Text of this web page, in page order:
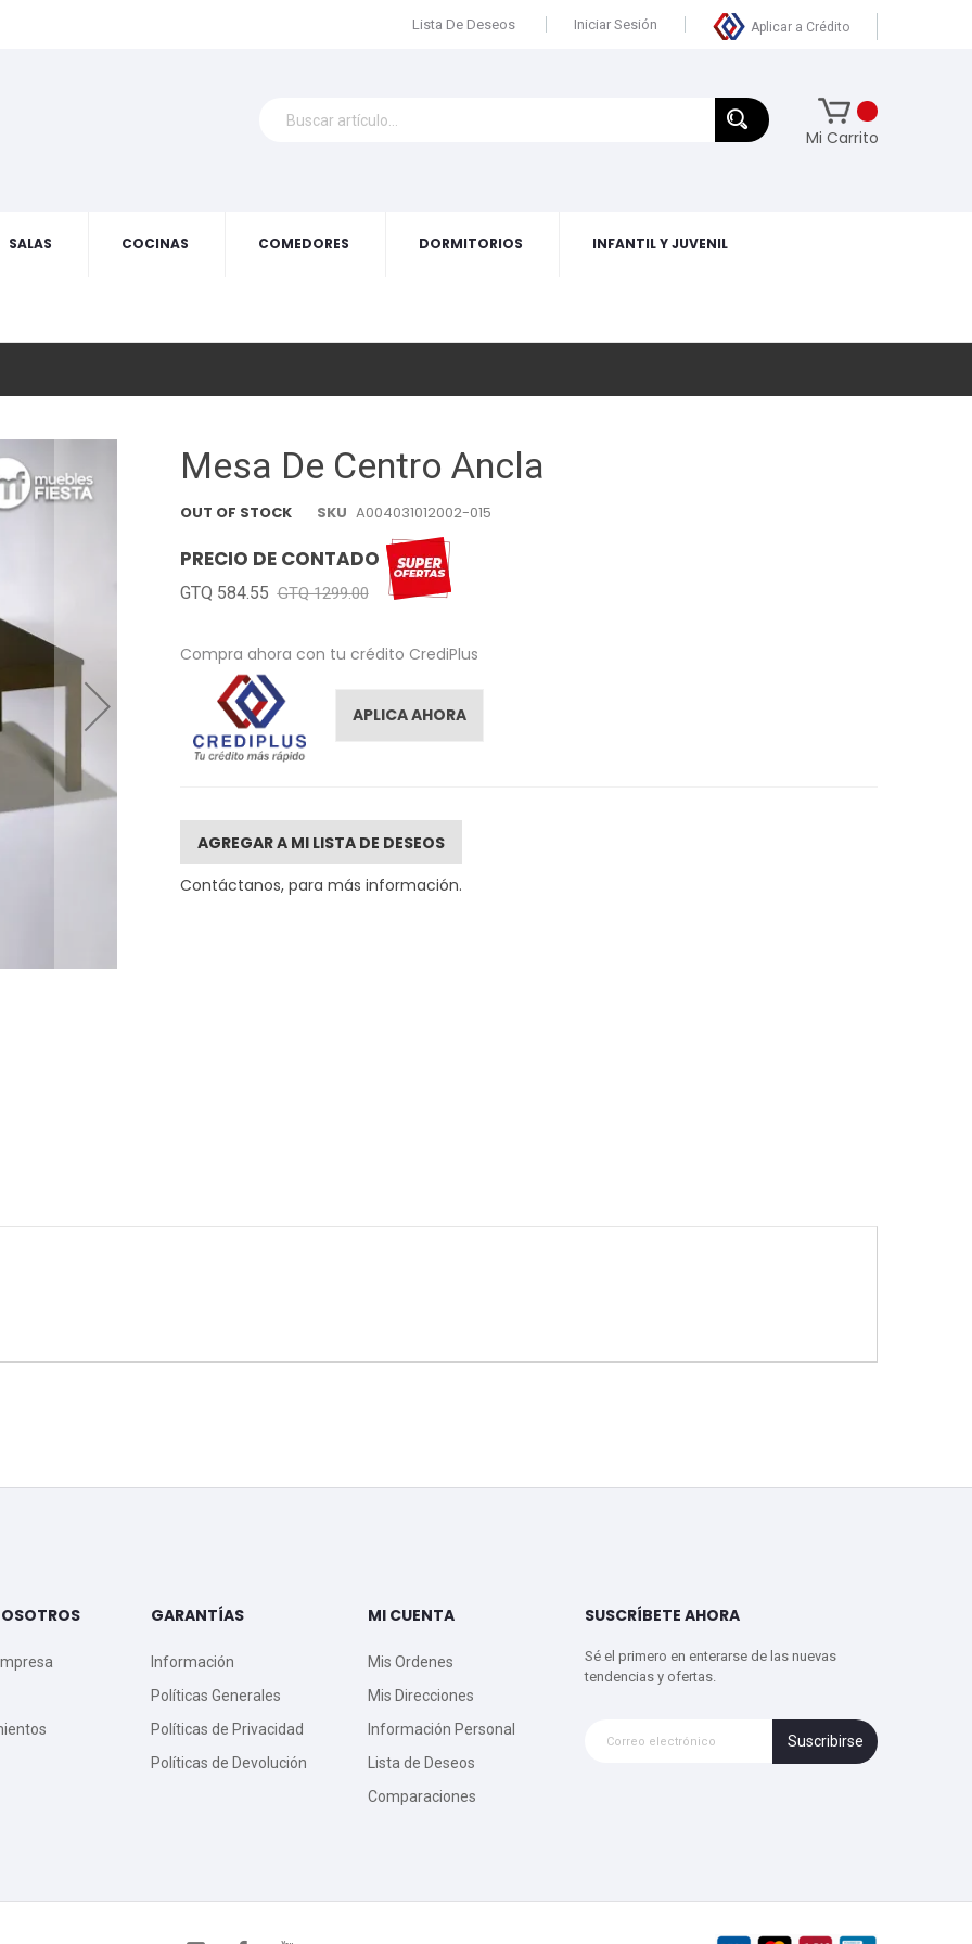
Aplicar a Crédito
Lista De Deseos Iniciar Sesión
Mi Carrito
SALAS COCINAS COMEDORES DORMITORIOS INFANTIL Y JUVENIL
Mesa De Centro Ancla
OUT OF STOCK SKU A004031012002-015
PRECIO DE CONTADO
GTQ 584.55 GTQ 1299.00
Compra ahora con tu crédito CrediPlus
APLICA AHORA
AGREGAR A MI LISTA DE DESEOS
Contáctanos, para más información.
GARANTÍAS
Información
Políticas Generales
Políticas de Privacidad
Políticas de Devolución
MI CUENTA
Mis Ordenes
Mis Direcciones
Información Personal
Lista de Deseos
Comparaciones
SUSCRÍBETE AHORA
Sé el primero en enterarse de las nuevas
tendencias y ofertas.
Suscribirse